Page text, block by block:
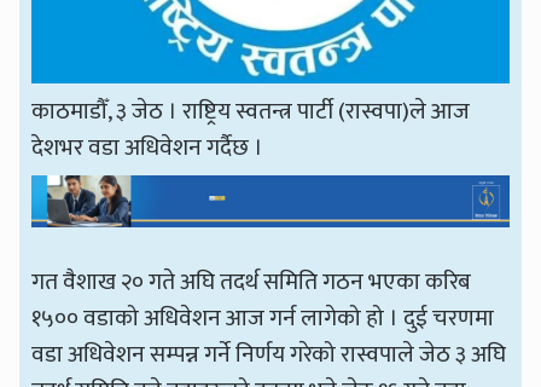
काठमाडौँ, ३ जेठ । राष्ट्रिय स्वतन्त्र पार्टी (रास्वपा)ले आज
देशभर वडा अधिवेशन गर्दैछ ।
गत वैशाख २० गते अघि तदर्थ समिति गठन भएका करिब
१५०० वडाको अधिवेशन आज गर्न लागेको हो । दुई चरणमा
वडा अधिवेशन सम्पन्न गर्ने निर्णय गरेको रास्वपाले जेठ ३ अघि